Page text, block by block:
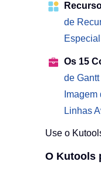
de
Especial
Os 15
de Gantt
Linhas
Use o
O Kutools